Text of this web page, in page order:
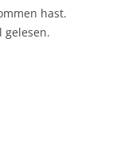
hast.
gelesen.